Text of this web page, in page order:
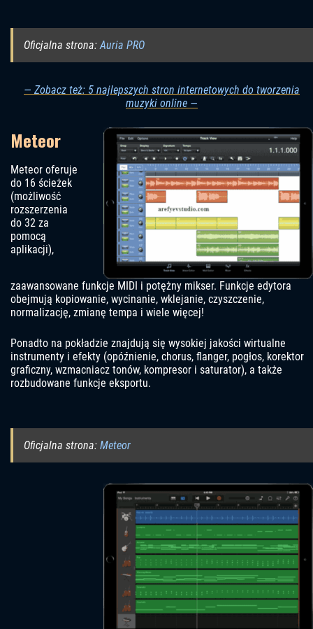
Oficjalna strona:Auria PRO
— Zobacz też: 5 najlepszych stron internetowych do tworzenia
muzyki online —
Meteor
Meteor oferuje
do 16 ścieżek
(możliwość
rozszerzenia
do 32 za
pomocą
aplikacji),
zaawansowane funkcje MIDI i potężny mikser. Funkcje edytora
obejmują kopiowanie, wycinanie, wklejanie, czyszczenie,
normalizację, zmianę tempa i wiele więcej!
Ponadto na pokładzie znajdują się wysokiej jakości wirtualne
instrumenty i efekty (opóźnienie, chorus, flanger, pogłos, korektor
graficzny, wzmacniacz tonów, kompresor i saturator), a także
rozbudowane funkcje eksportu.
Oficjalna strona: Meteor